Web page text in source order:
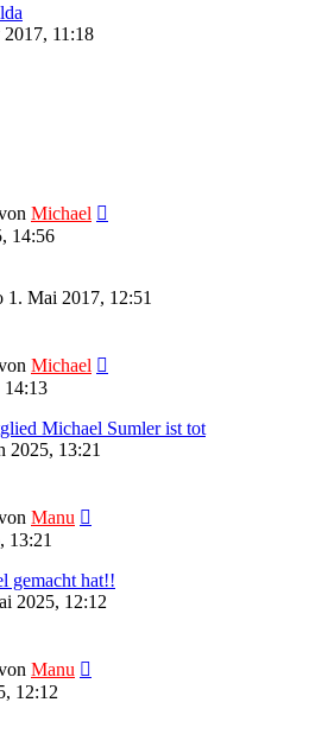
11:18
Michael
14:56
1. Mai 2017, 12:51
Michael
14:13
Michael Sumler ist tot
2025, 13:21
Manu
13:21
gemacht hat!!
2025, 12:12
Manu
12:12